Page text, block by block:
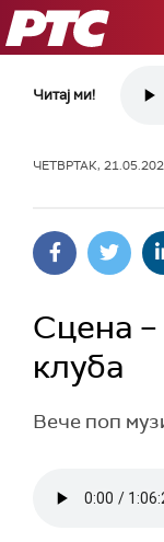
РТС
Читај ми!
ЧЕТВРТАК,
Сцена
клуба
Вече поп